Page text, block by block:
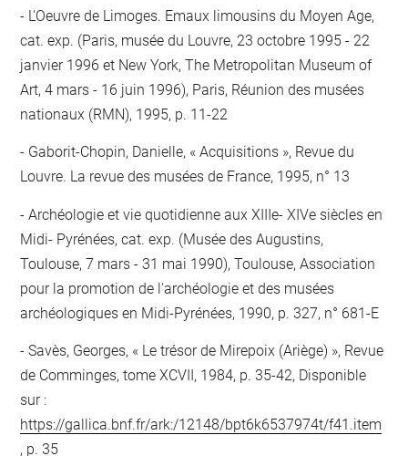
L'Oeuvre de Limoges. Emaux limousins du Moyen Age,
cat. exp. (Paris, musée du Louvre, 23 octobre 1995 - 22
janvier 1996 et New York, The Metropolitan Museum of
Art, 4 mars - 16 juin 1996), Paris, Réunion des musées
nationaux (RMN), 1995, p. 11-22
Gaborit-Chopin, Danielle, « Acquisitions », Revue du
Louvre. La revue des musées de France, 1995, n° 13
Archéologie et vie quotidienne aux XIIIe- XIVe siècles en
Midi- Pyrénées, cat. exp. (Musée des Augustins,
Toulouse, 7 mars - 31 mai 1990), Toulouse, Association
pour la promotion de l'archéologie et des musées
archéologiques en Midi-Pyrénées, 1990, p. 327, n° 681-E
Savès, Georges, « Le trésor de Mirepoix (Ariège) », Revue
de Comminges, tome XCVII, 1984, p. 35-42, Disponible
sur :
https://gallica.bnf.fr/ark:/12148/bpt6k6537974t/f41.item
, p. 35